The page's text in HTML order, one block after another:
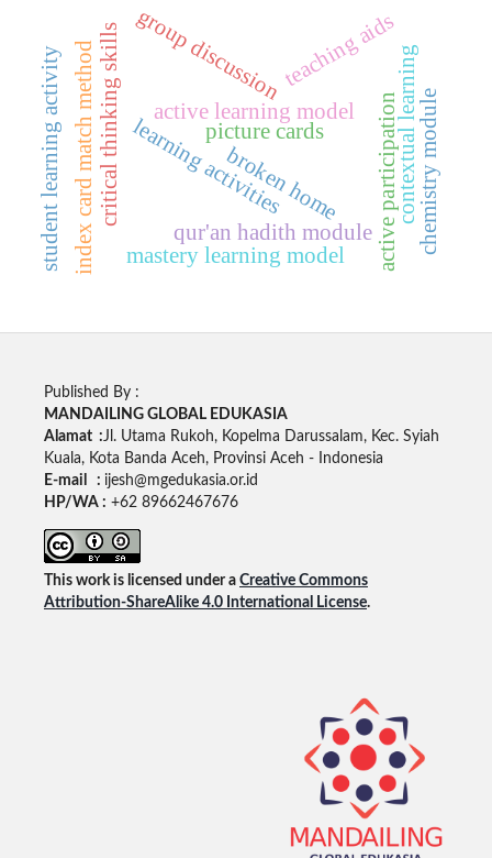
learning activities
active learning model
group discussion
active participation
qur'an hadith module
critical thinking skills contextual learning
index card match method
student learning activity mastery learning model
teaching aids
picture cards chemistry module
broken home
Published By :
MANDAILING GLOBAL EDUKASIA
Alamat :Jl. Utama Rukoh, Kopelma Darussalam, Kec. Syiah
Kuala, Kota Banda Aceh, Provinsi Aceh - Indonesia
E-mail : ijesh@mgedukasia.or.id
HP/WA : +62 89662467676
This work is licensed under a Creative Commons
Attribution-ShareAlike 4.0 International License.